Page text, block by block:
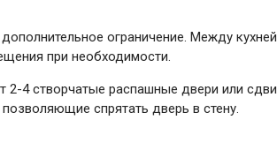
ограничение. Между
при необходимости.
4 створчатые распашные двери или
спрятать дверь в стену.